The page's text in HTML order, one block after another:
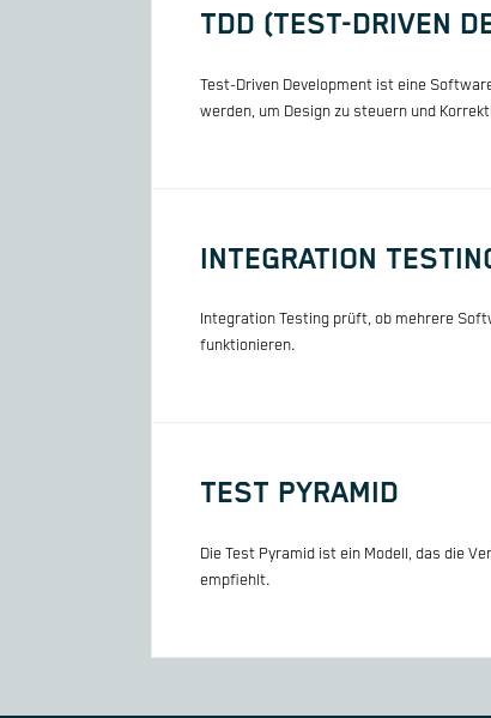
TDD (TEST-DRIVEN
Test-Driven Development ist eine
werden, um Design zu steuern und
INTEGRATION
Integration Testing prüft, ob mehrere
funktionieren.
TEST PYRAMID
Die Test Pyramid ist ein Modell, das die
empfiehlt.